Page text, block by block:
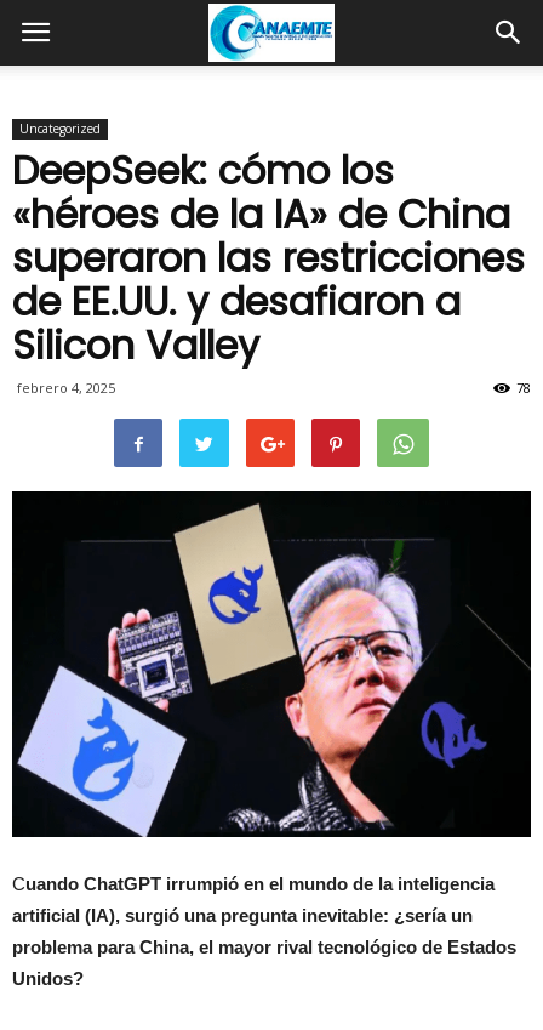
Uncategorized
DeepSeek: cómo los
«héroes de la IA» de China
superaron las restricciones
de EE.UU. y desafiaron a
Silicon Valley
febrero 4, 2025 78
Cuando ChatGPT irrumpió en el mundo de la inteligencia
artificial (IA), surgió una pregunta inevitable: ¿sería un
problema para China, el mayor rival tecnológico de Estados
Unidos?